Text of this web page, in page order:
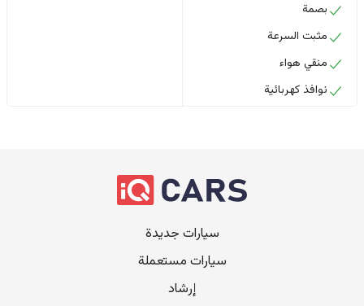
بصمة
مثبت السرعة
منقي هواء
نوافذ كهربائية
سيارات جديدة
سيارات مستعملة
إرشاد